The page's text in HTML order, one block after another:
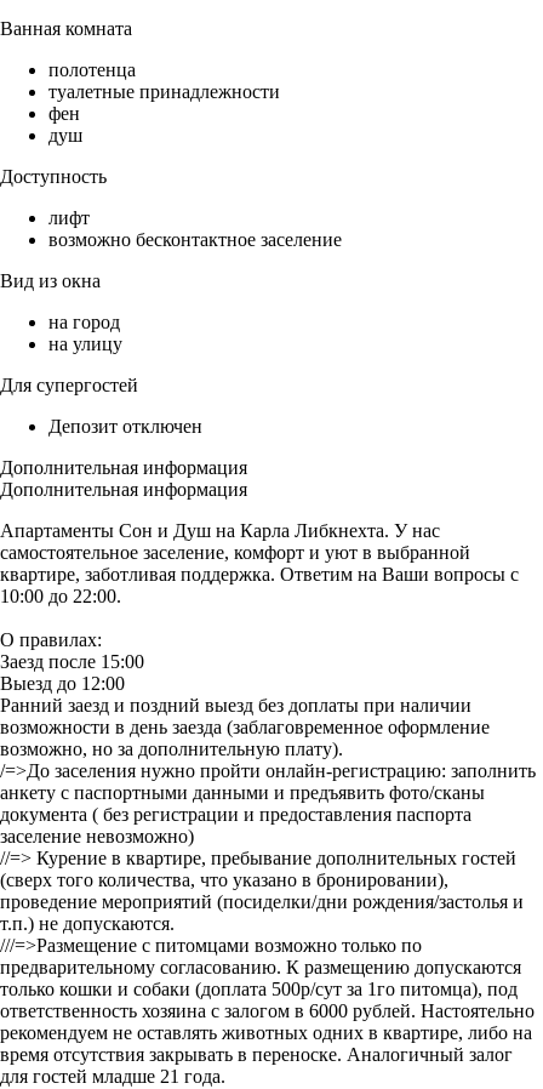
Ванная комната
полотенца
туалетные принадлежности
фен
душ
Доступность
лифт
возможно бесконтактное заселение
Вид из окна
на город
на улицу
Для супергостей
Депозит отключен
Дополнительная информация
Дополнительная информация
Апартаменты Сон и Душ на Карла Либкнехта. У нас
самостоятельное заселение, комфорт и уют в выбранной
квартире, заботливая поддержка. Ответим на Ваши вопросы с
10:00 до 22:00.
О правилах:
Заезд после 15:00
Выезд до 12:00
Ранний заезд и поздний выезд без доплаты при наличии
возможности в день заезда (заблаговременное оформление
возможно, но за дополнительную плату).
/=>До заселения нужно пройти онлайн-регистрацию: заполнить
анкету с паспортными данными и предъявить фото/сканы
документа ( без регистрации и предоставления паспорта
заселение невозможно)
//=> Курение в квартире, пребывание дополнительных гостей
(сверх того количества, что указано в бронировании),
проведение мероприятий (посиделки/дни рождения/застолья и
т.п.) не допускаются.
///=>Размещение с питомцами возможно только по
предварительному согласованию. К размещению допускаются
только кошки и собаки (доплата 500р/сут за 1го питомца), под
ответственность хозяина с залогом в 6000 рублей. Настоятельно
рекомендуем не оставлять животных одних в квартире, либо на
время отсутствия закрывать в переноске. Аналогичный залог
для гостей младше 21 года.